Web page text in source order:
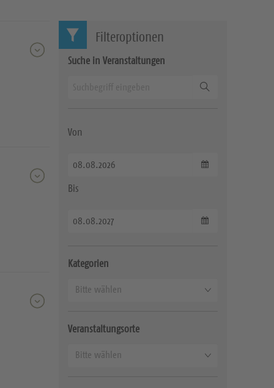
Filteroptionen
Suche in Veranstaltungen
Von
Bis
Kategorien
e
Bitte wählen
Veranstaltungsorte
Bitte wählen